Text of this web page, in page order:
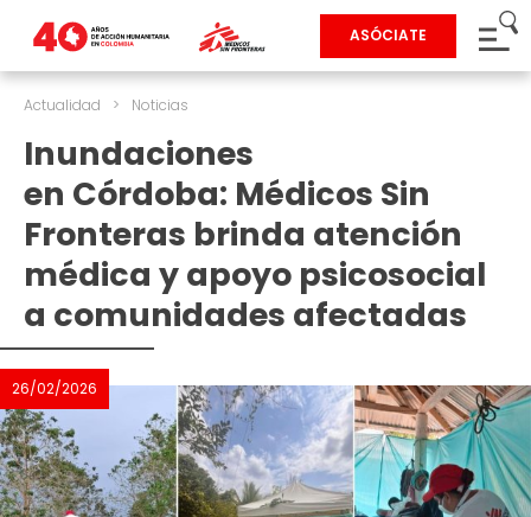
ASÓCIATE
Actualidad > Noticias
Inundaciones
en Córdoba: Médicos Sin
Fronteras brinda atención
médica y apoyo psicosocial
a comunidades afectadas
26/02/2026